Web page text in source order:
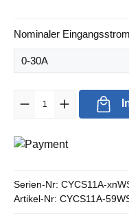
Nominaler Eingangsstrom
Produkt Anzahl: Gib den
Serien-Nr: CYCS11A-
Artikel-Nr: CYCS11A-